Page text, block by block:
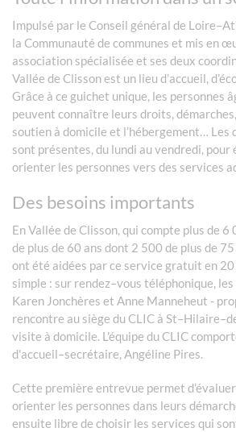
Impulsé par le Conseil général de
la Communauté de communes et mis en
association spécialisée et ses deux
Vallée de Clisson est un lieu d’accueil,
Grâce à ce guichet unique, les personnes
peuvent connaître leurs droits,
soutien à domicile et l’hébergement… Les
sont présentes, du lundi au vendredi, pour
orienter les personnes vers des services
Des besoins importants
En Vallée de Clisson, qui compte plus de 6
de plus de 60 ans dont 2 500 de plus de
ont été aidées par ce service gratuit en
simple : sur rendez–vous téléphonique,
Karen Jonchères et Anne Manneheut -
rencontre au siège du CLIC à
visite à domicile. L'équipe du CLIC
d'accueil–secrétaire, Angéline Pires.
Cette première entrevue permet
orienter les personnes dans leurs
ensuite libre de choisir les services qui